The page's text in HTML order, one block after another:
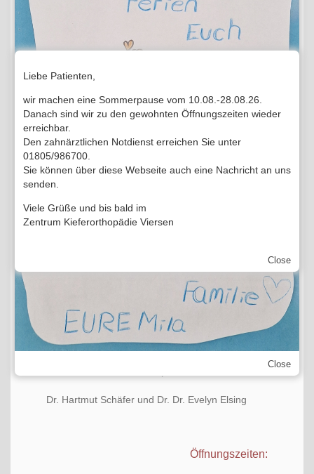
Wir sind Kie­fer­or­tho­pä­den aus Begeisterung.
Beson­de­res Know-how haben wir im Bereich der
tho­denund der Kurz­zeit-The­ra­pien erwor­
chen Ansät­zen genü­gend Raum ein. Kor­rek­tu­ren
von im Erwach­se­nen­al­ter auf­tre­ten­den Zahn­wan­
de­run­gen und kie­fer­or­tho­pä­di­sche Vor­be­rei­tun­
gen für eine opti­ma­le Zahn­ersatz­ver­sor­gung
durch Ihren Zahn­arzt gehö­ren eben­so zu unse­
ren Stärken.
Kin­der kön­nen bei uns angst­frei eine posi­ti­ve
Zahn­arz­t­er­fah­rung machen.
ein. Wir bera­tenaus­führ­lichundver­ständ­lich
und fol­gen stets der Regel, unse­re Pati­en­ten min­
des­tens so gut zu behan­deln, wie wir das auch
für uns selbst erwar­ten wür­den — versprochen!
For­dern Sie uns.
Dr. Hart­mut Schä­fer und Dr. Dr. Eve­lyn Elsing
Öff­nungs­zei­ten:
Close
Close
Liebe Patienten,
wir machen eine Sommerpause vom 10.08.-28.08.26.
Danach sind wir zu den gewohnten Öffnungszeiten wieder
erreichbar.
Den zahnärztlichen Notdienst erreichen Sie unter
01805/986700.
Sie können über diese Webseite auch eine Nachricht an uns
senden.
Viele Grüße und bis bald im
Zentrum Kieferorthopädie Viersen